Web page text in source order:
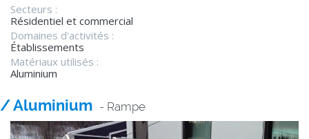
Secteurs :
Résidentiel et commercial
Domaines d'activités :
Établissements
Matériaux utilisés :
Aluminium
/ Aluminium - Rampe